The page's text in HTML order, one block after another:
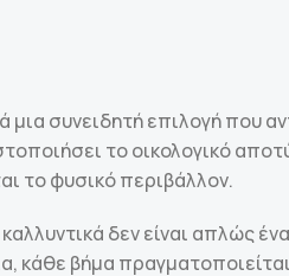
μια συνειδητή επιλογή που
το οικολογικό
το φυσικό περιβάλλον.
δεν είναι απλώς
κάθε βήμα